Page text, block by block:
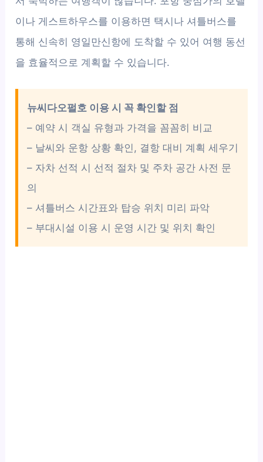
이나 게스트하우스를 이용하면 택시나 셔틀버스를
통해 신속히 영일만신항에 도착할 수 있어 여행 동선
을 효율적으로 계획할 수 있습니다.
뉴씨다오펄호 이용 시 꼭 확인할 점
– 예약 시 객실 유형과 가격을 꼼꼼히 비교
– 날씨와 운항 상황 확인, 결항 대비 계획 세우기
– 자차 선적 시 선적 절차 및 주차 공간 사전 문
의
– 셔틀버스 시간표와 탑승 위치 미리 파악
– 부대시설 이용 시 운영 시간 및 위치 확인